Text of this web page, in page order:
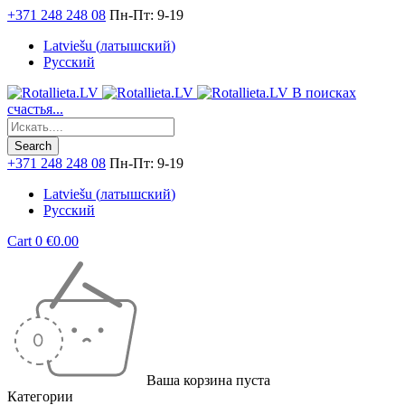
+371 248 248 08 Пн-Пт: 9-19
Latviešu (латышский)
Русский
В поисках
счастья...
+371 248 248 08 Пн-Пт: 9-19
Latviešu (латышский)
Русский
Cart 0 €0.00
Ваша корзина пуста
Категории